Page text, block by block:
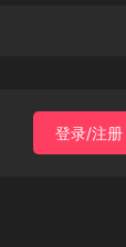
登录/注册